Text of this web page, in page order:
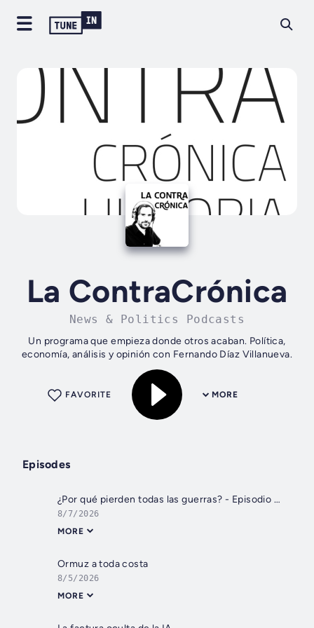
La ContraCrónica
News & Politics Podcasts
Un programa que empieza donde otros acaban. Política,
economía, análisis y opinión con Fernando Díaz Villanueva.
MORE
FAVORITE
Episodes
¿Por qué pierden todas las guerras? - Episodio exclusivo para mecenas
8/7/2026
MORE
Ormuz a toda costa
8/5/2026
MORE